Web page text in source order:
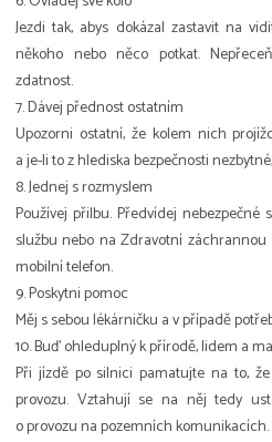
Jezdi tak, abys dokázal zastavit na
někoho nebo něco potkat.
zdatnost.
7. Dávej přednost ostatním
Upozorni ostatní, že kolem nich
a je-li to z hlediska bezpečnosti
8. Jednej s rozmyslem
Používej přilbu. Předvídej
službu nebo na Zdravotní
mobilní telefon.
9. Poskytni pomoc
Měj s sebou lékárničku a v případě
10. Buď ohleduplný k přírodě, lidem a
Při jízdě po silnici pamatujte na to,
provozu. Vztahují se na něj tedy
o provozu na pozemních komunikacích.